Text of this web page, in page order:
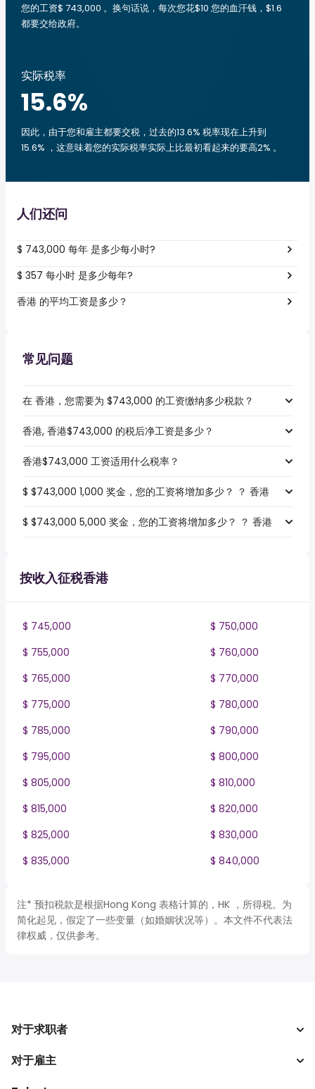
您的工资$ 743,000 。换句话说，每次您花$10 您的血汗钱，$1.6
都要交给政府。
实际税率
15.6%
因此，由于您和雇主都要交税，过去的13.6% 税率现在上升到
15.6% ，这意味着您的实际税率实际上比最初看起来的要高2% 。
人们还问
$ 743,000 每年 是多少每小时?
$ 357 每小时 是多少每年?
香港 的平均工资是多少？
常见问题
在 香港，您需要为 $743,000 的工资缴纳多少税款？
香港, 香港$743,000 的税后净工资是多少？
香港$743,000 工资适用什么税率？
$ $743,000 1,000 奖金，您的工资将增加多少？ ？ 香港
$ $743,000 5,000 奖金，您的工资将增加多少？ ？ 香港
按收入征税香港
$ 745,000
$ 750,000
$ 755,000
$ 760,000
$ 765,000
$ 770,000
$ 775,000
$ 780,000
$ 785,000
$ 790,000
$ 795,000
$ 800,000
$ 805,000
$ 810,000
$ 815,000
$ 820,000
$ 825,000
$ 830,000
$ 835,000
$ 840,000
注* 预扣税款是根据Hong Kong 表格计算的，HK ，所得税。为
简化起见，假定了一些变量（如婚姻状况等）。本文件不代表法
律权威，仅供参考。
对于求职者
搜索工作
对于雇主